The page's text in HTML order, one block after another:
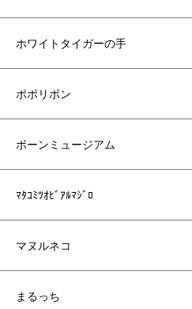
ホワイトタイガーの手
ポポリボン
ボーンミュージアム
ﾏﾀｺﾐﾂｵﾋﾞｱﾙﾏｼﾞﾛ
マヌルネコ
まるっち